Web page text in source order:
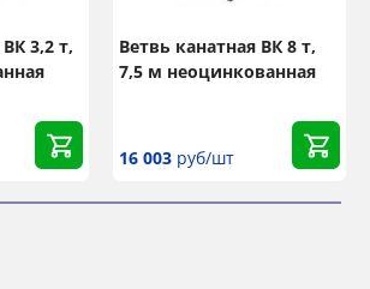
3,2 т,
Ветвь канатная ВК 8 т,
7,5 м неоцинкованная
16 003 руб/шт